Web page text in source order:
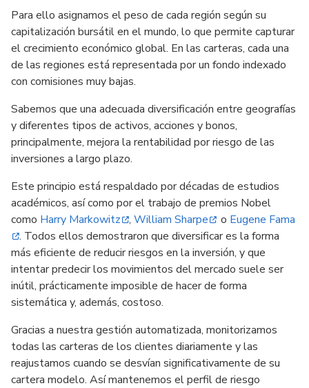
Para ello asignamos el peso de cada región según su
capitalización bursátil en el mundo, lo que permite capturar
el crecimiento económico global. En las carteras, cada una
de las regiones está representada por un fondo indexado
con comisiones muy bajas.
Sabemos que una adecuada diversificación entre geografías
y diferentes tipos de activos, acciones y bonos,
principalmente, mejora la rentabilidad por riesgo de las
inversiones a largo plazo.
Este principio está respaldado por décadas de estudios
académicos, así como por el trabajo de premios Nobel
como Harry Markowitz , William Sharpe o Eugene Fama
. Todos ellos demostraron que diversificar es la forma
más eficiente de reducir riesgos en la inversión, y que
intentar predecir los movimientos del mercado suele ser
inútil, prácticamente imposible de hacer de forma
sistemática y, además, costoso.
Gracias a nuestra gestión automatizada, monitorizamos
todas las carteras de los clientes diariamente y las
reajustamos cuando se desvían significativamente de su
cartera modelo. Así mantenemos el perfil de riesgo